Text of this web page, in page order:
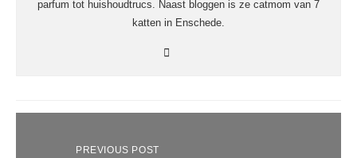
parfum tot huishoudtrucs. Naast bloggen is ze catmom van 7
katten in Enschede.
PREVIOUS POST